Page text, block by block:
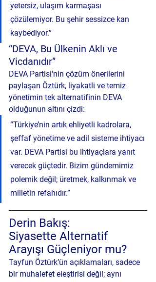
yetersiz, ulaşım karmaşası
çözülemiyor. Bu şehir sessizce kan
kaybediyor.”
“DEVA, Bu Ülkenin Aklı ve
Vicdanıdır”
DEVA Partisi'nin çözüm önerilerini
paylaşan Öztürk, liyakatli ve temiz
yönetimin tek alternatifinin DEVA
olduğunun altını çizdi:
“Türkiye’nin artık ehliyetli kadrolara,
şeffaf yönetime ve adil sisteme ihtiyacı
var. DEVA Partisi bu ihtiyaçlara yanıt
verecek güçtedir. Bizim gündemimiz
polemik değil; üretmek, kalkınmak ve
milletin refahıdır.”
Derin Bakış:
Siyasette Alternatif
Arayışı Güçleniyor mu?
Tayfun Öztürk’ün açıklamaları, sadece
bir muhalefet eleştirisi değil; aynı